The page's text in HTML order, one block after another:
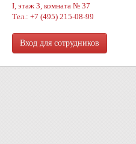
I, этаж 3, комната № 37
Тел.: +7 (495) 215-08-99
Вход для сотрудников